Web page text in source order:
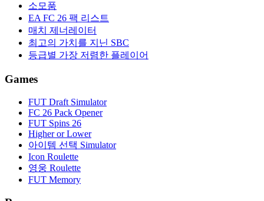
소모품
EA FC 26 팩 리스트
매치 제너레이터
최고의 가치를 지닌 SBC
등급별 가장 저렴한 플레이어
Games
FUT Draft Simulator
FC 26 Pack Opener
FUT Spins 26
Higher or Lower
아이템 선택 Simulator
Icon Roulette
영웅 Roulette
FUT Memory